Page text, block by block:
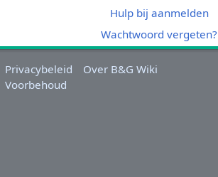
Hulp bij aanmelden
Wachtwoord vergeten?
Privacybeleid
Over B&G Wiki
Voorbehoud